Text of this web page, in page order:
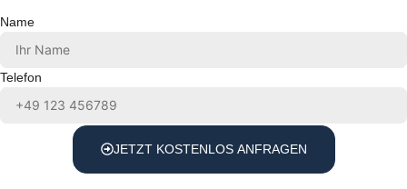
Name
Telefon
JETZT KOSTENLOS ANFRAGEN